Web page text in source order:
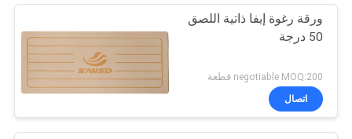
اقتباس
خريطة
الموقع
15
ورقة رغوة إيفا ذاتية اللصق
50 درجة
negotiable MOQ:200 قطعة
اتصال